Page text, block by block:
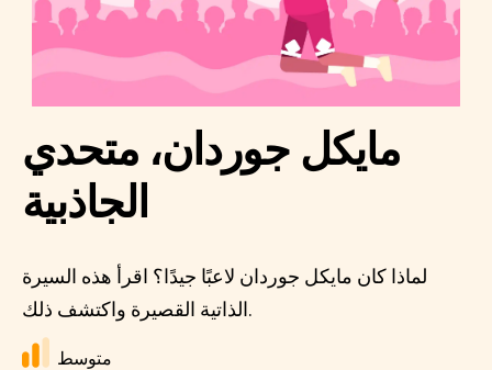
مايكل جوردان، متحدي
الجاذبية
لماذا كان مايكل جوردان لاعبًا جيدًا؟ اقرأ هذه السيرة
الذاتية القصيرة واكتشف ذلك.
متوسط